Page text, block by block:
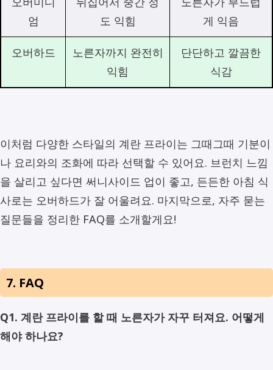
엄
도 익힘
게 익음
오버하드
노른자까지 완전히
익힘
단단하고 깔끔한
식감
이처럼 다양한 스타일의 계란 프라이는 그때그때 기분이
나 요리와의 조화에 따라 선택할 수 있어요. 브런치 느낌
을 살리고 싶다면 써니사이드 업이 좋고, 든든한 아침 식
사로는 오버하드가 잘 어울려요. 마지막으로, 자주 묻는
질문들을 정리한 FAQ를 소개할게요!
7. FAQ
Q1. 계란 프라이를 할 때 노른자가 자꾸 터져요. 어떻게
해야 하나요?